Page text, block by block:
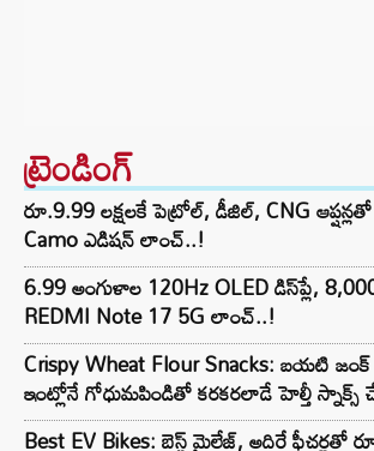
ట్రెండింగ్‌
రూ.9.99 లక్షలకే పెట్రోల్, డీజిల్, CNG
Camo ఎడిషన్ లాంచ్..!
6.99 అంగుళాల 120Hz OLED డిస్‌ప్లే,
REDMI Note 17 5G లాంచ్..!
Crispy Wheat Flour Snacks: బయటి జంక్
ఇంట్లోనే గోధుమపిండితో కరకరలాడే హెల్తీ
Best EV Bikes: బెస్ట్ మైలేజ్, అదిరే ఫీచర్లతో